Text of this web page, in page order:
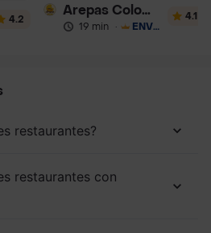
4.2
Arepas Colombianas Premium
19 min · ENVÍO GRATIS
4.1
restaurantes?
restaurantes con